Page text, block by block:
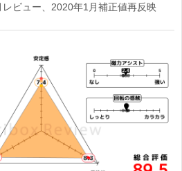
ビュー、2020年1月補正値再反映